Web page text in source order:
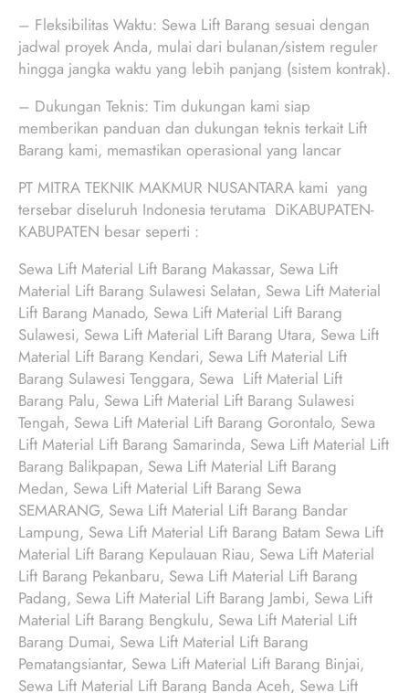
– Fleksibilitas Waktu: Sewa Lift Barang sesuai dengan
jadwal proyek Anda, mulai dari bulanan/sistem reguler
hingga jangka waktu yang lebih panjang (sistem kontrak).
– Dukungan Teknis: Tim dukungan kami siap
memberikan panduan dan dukungan teknis terkait Lift
Barang kami, memastikan operasional yang lancar
PT MITRA TEKNIK MAKMUR NUSANTARA kami yang
tersebar diseluruh Indonesia terutama DiKABUPATEN-
KABUPATEN besar seperti :
Sewa Lift Material Lift Barang Makassar, Sewa Lift
Material Lift Barang Sulawesi Selatan, Sewa Lift Material
Lift Barang Manado, Sewa Lift Material Lift Barang
Sulawesi, Sewa Lift Material Lift Barang Utara, Sewa Lift
Material Lift Barang Kendari, Sewa Lift Material Lift
Barang Sulawesi Tenggara, Sewa Lift Material Lift
Barang Palu, Sewa Lift Material Lift Barang Sulawesi
Tengah, Sewa Lift Material Lift Barang Gorontalo, Sewa
Lift Material Lift Barang Samarinda, Sewa Lift Material Lift
Barang Balikpapan, Sewa Lift Material Lift Barang
Medan, Sewa Lift Material Lift Barang Sewa
SEMARANG, Sewa Lift Material Lift Barang Bandar
Lampung, Sewa Lift Material Lift Barang Batam Sewa Lift
Material Lift Barang Kepulauan Riau, Sewa Lift Material
Lift Barang Pekanbaru, Sewa Lift Material Lift Barang
Padang, Sewa Lift Material Lift Barang Jambi, Sewa Lift
Material Lift Barang Bengkulu, Sewa Lift Material Lift
Barang Dumai, Sewa Lift Material Lift Barang
Pematangsiantar, Sewa Lift Material Lift Barang Binjai,
Sewa Lift Material Lift Barang Banda Aceh, Sewa Lift